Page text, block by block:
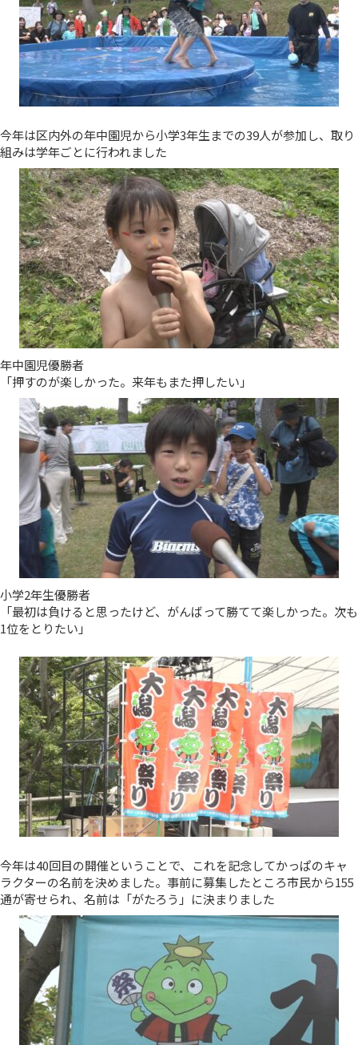
今年は区内外の年中園児から小学3年生までの39人が参加し、取り
組みは学年ごとに行われました
年中園児優勝者
「押すのが楽しかった。来年もまた押したい」
小学2年生優勝者
「最初は負けると思ったけど、がんばって勝てて楽しかった。次も
1位をとりたい」
今年は40回目の開催ということで、これを記念してかっぱのキャ
ラクターの名前を決めました。事前に募集したところ市民から155
通が寄せられ、名前は「がたろう」に決まりました